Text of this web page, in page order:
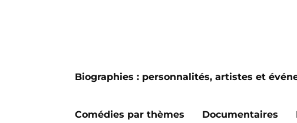
Biographies : personnalités, artistes et
Comédies par thèmes Documentaires